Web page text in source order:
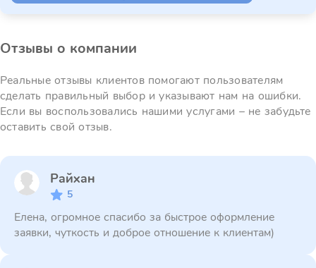
Отзывы о компании
Реальные отзывы клиентов помогают пользователям
сделать правильный выбор и указывают нам на ошибки.
Если вы воспользовались нашими услугами – не забудьте
оставить свой отзыв.
Райхан
5
Елена, огромное спасибо за быстрое оформление
заявки, чуткость и доброе отношение к клиентам)